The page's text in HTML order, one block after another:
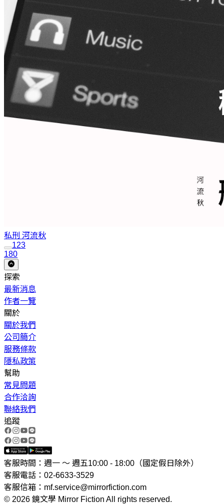
私刑 河流秋
123
180
探索
最新消息
作者一覽
關於
關於我們
公司簡介
服務條款
隱私政策
幫助
常見問題
合作洽詢
聯絡我們
追蹤
客服時間：週一 ～ 週五10:00 - 18:00（國定假日除外）
客服電話：02-6633-3529
客服信箱：mf.service@mirrorfiction.com
© 2026 鏡文學 Mirror Fiction All rights reserved.